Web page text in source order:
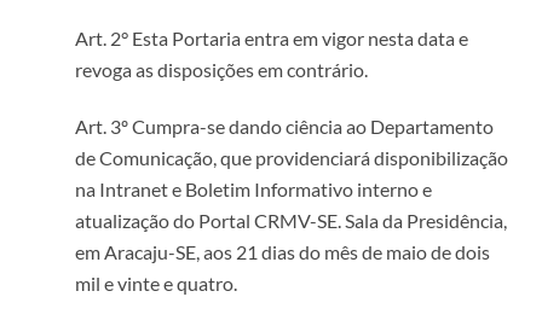
Art. 2° Esta Portaria entra em vigor nesta data e
revoga as disposições em contrário.
Art. 3º Cumpra-se dando ciência ao Departamento
de Comunicação, que providenciará disponibilização
na Intranet e Boletim Informativo interno e
atualização do Portal CRMV-SE. Sala da Presidência,
em Aracaju-SE, aos 21 dias do mês de maio de dois
mil e vinte e quatro.